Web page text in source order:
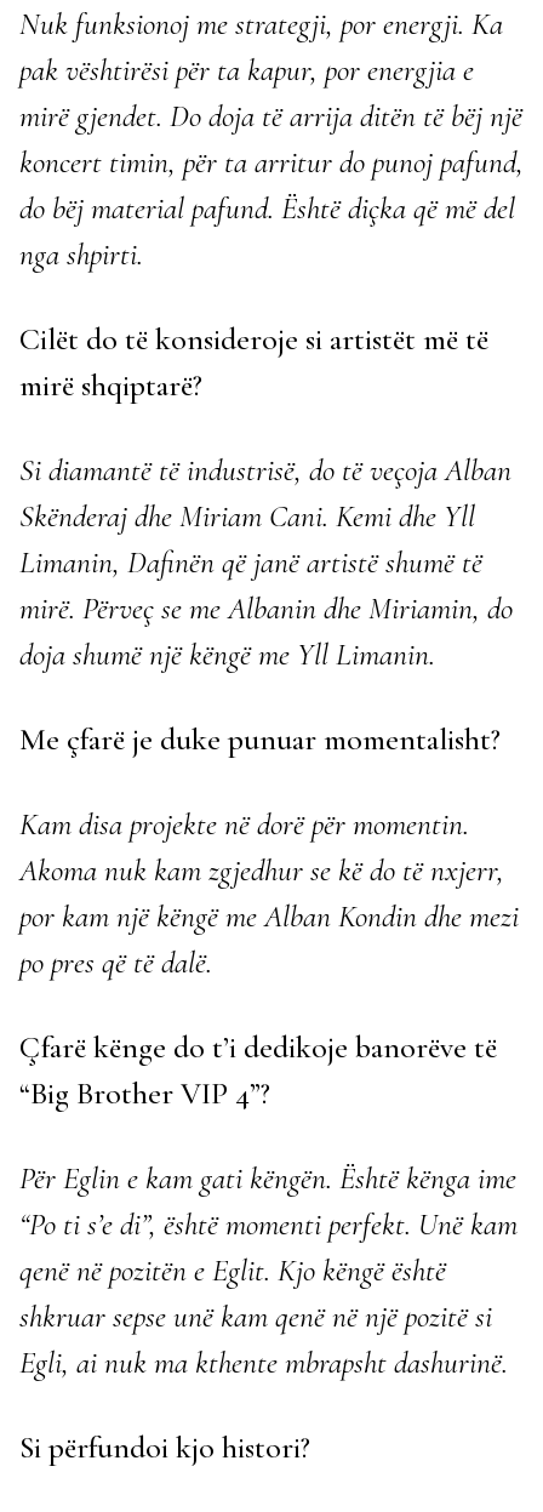
Nuk funksionoj me strategji, por energji. Ka
pak vështirësi për ta kapur, por energjia e
mirë gjendet. Do doja të arrija ditën të bëj një
koncert timin, për ta arritur do punoj pafund,
do bëj material pafund. Është diçka që më del
nga shpirti.
Cilët do të konsideroje si artistët më të
mirë shqiptarë?
Si diamantë të industrisë, do të veçoja Alban
Skënderaj dhe Miriam Cani. Kemi dhe Yll
Limanin, Dafinën që janë artistë shumë të
mirë. Përveç se me Albanin dhe Miriamin, do
doja shumë një këngë me Yll Limanin.
Me çfarë je duke punuar momentalisht?
Kam disa projekte në dorë për momentin.
Akoma nuk kam zgjedhur se kë do të nxjerr,
por kam një këngë me Alban Kondin dhe mezi
po pres që të dalë.
Çfarë kënge do t’i dedikoje banorëve të
“Big Brother VIP 4”?
Për Eglin e kam gati këngën. Është kënga ime
“Po ti s’e di”, është momenti perfekt. Unë kam
qenë në pozitën e Eglit. Kjo këngë është
shkruar sepse unë kam qenë në një pozitë si
Egli, ai nuk ma kthente mbrapsht dashurinë.
Si përfundoi kjo histori?